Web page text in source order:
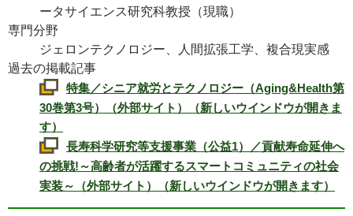
ータサイエンス研究科教授（現職）
専門分野
ジェロンテクノロジー、人間拡張工学、複合現実感
過去の掲載記事
特集／シニア就労とテクノロジー（Aging&Health第
30巻第3号）（外部サイト）（新しいウインドウが開きま
す）
長寿科学研究等支援事業（公益1）／貢献寿命延伸へ
の挑戦!～高齢者が活躍するスマートコミュニティの社会
実装～（外部サイト）（新しいウインドウが開きます）